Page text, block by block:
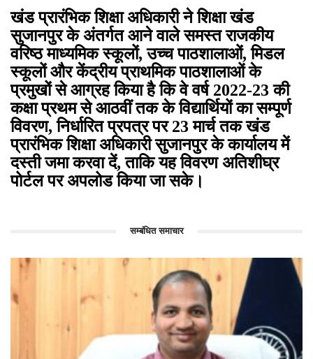
खंड प्रारंभिक शिक्षा अधिकारी ने शिक्षा खंड
सुजानपुर के अंतर्गत आने वाले समस्त राजकीय
वरिष्ठ माध्यमिक स्कूलों, उच्च पाठशालाओं, मिडल
स्कूलों और केंद्रीय प्राथमिक पाठशालाओं के
प्रमुखों से आग्रह किया है कि वे वर्ष 2022-23 की
कक्षा प्रथम से आठवीं तक के विद्यार्थियों का सम्पूर्ण
विवरण, निर्धारित प्रपत्र पर 23 मार्च तक खंड
प्रारंभिक शिक्षा अधिकारी सुजानपुर के कार्यालय में
दस्ती जमा करवा दें, ताकि यह विवरण अतिशीघ्र
पोर्टल पर अपलोड किया जा सके।
सम्बंधित समाचार